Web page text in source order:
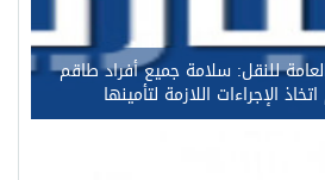
للنقل: سلامة جميع أفراد طاقم